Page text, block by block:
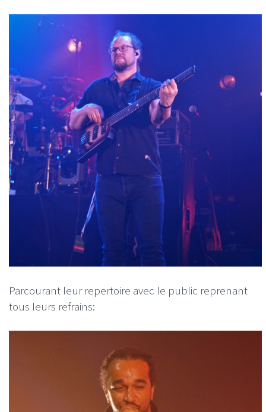
Parcourant leur repertoire avec le public reprenant
tous leurs refrains: